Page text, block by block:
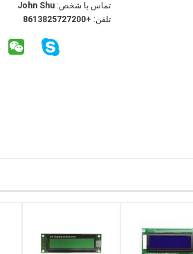
تماس با شخص: John Shu
تلفن: +8613825727200